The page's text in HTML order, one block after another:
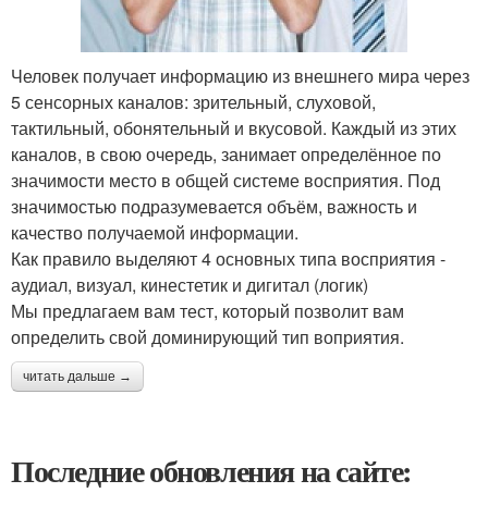
Человек получает информацию из внешнего мира через
5 сенсорных каналов: зрительный, слуховой,
тактильный, обонятельный и вкусовой. Каждый из этих
каналов, в свою очередь, занимает определённое по
значимости место в общей системе восприятия. Под
значимостью подразумевается объём, важность и
качество получаемой информации.
Как правило выделяют 4 основных типа восприятия -
аудиал, визуал, кинестетик и дигитал (логик)
Мы предлагаем вам тест, который позволит вам
определить свой доминирующий тип воприятия.
читать дальше →
Последние обновления на сайте: